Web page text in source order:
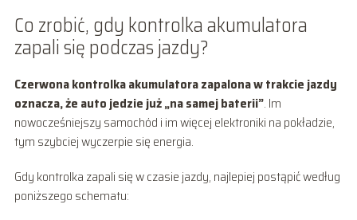
Co zrobić, gdy kontrolka akumulatora
zapali się podczas jazdy?
Czerwona kontrolka akumulatora zapalona w trakcie jazdy
oznacza, że auto jedzie już „na samej baterii”. Im
nowocześniejszy samochód i im więcej elektroniki na pokładzie,
tym szybciej wyczerpie się energia.
Gdy kontrolka zapali się w czasie jazdy, najlepiej postąpić według
poniższego schematu: